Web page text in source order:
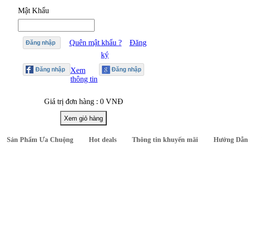
Mật Khẩu
Đăng nhập Quên mật khẩu ?
Đăng
ký
Xem
thông tin
Giá trị đơn hàng : 0 VNĐ
Sản Phẩm Ưa Chuộng Hot deals Thông tin khuyến mãi Hướng Dẫn